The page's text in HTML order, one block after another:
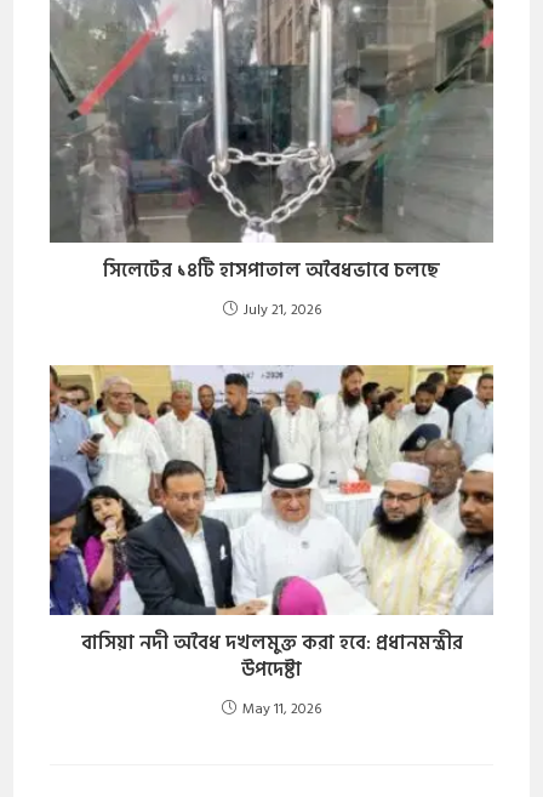
​সিলেটের ১৪টি হাসপাতাল অবৈধভাবে চলছে
July 21, 2026
বাসিয়া নদী অবৈধ দখলমুক্ত করা হবে: প্রধানমন্ত্রীর
উপদেষ্টা
May 11, 2026